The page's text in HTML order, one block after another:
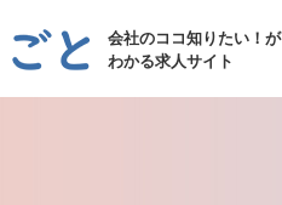
会社のココ知りたい！が
わかる求人サイト